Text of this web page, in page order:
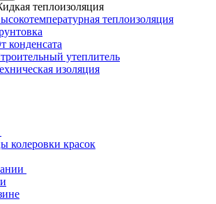
теплоизоляция
теплоизоляция
конденсата
утеплитель
изоляция
колеровки красок